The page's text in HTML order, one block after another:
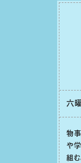
六
物
や
組